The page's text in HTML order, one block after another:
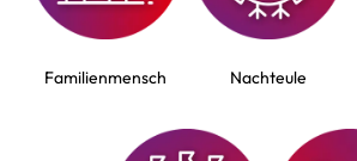
Familienmensch Nachteule